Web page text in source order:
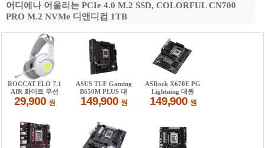
어디에나 어울리는 PCIe 4.0 M.2 SSD, COLORFUL CN700
PRO M.2 NVMe 디앤디컴 1TB